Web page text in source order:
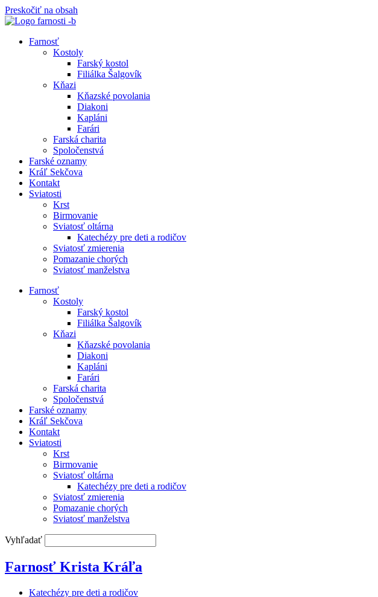
Preskočiť na obsah
Farnosť
Kostoly
Farský kostol
Filiálka Šalgovík
Kňazi
Kňazské povolania
Diakoni
Kapláni
Farári
Farská charita
Spoločenstvá
Farské oznamy
Kráľ Sekčova
Kontakt
Sviatosti
Krst
Birmovanie
Sviatosť oltárna
Katechézy pre deti a rodičov
Sviatosť zmierenia
Pomazanie chorých
Sviatosť manželstva
Farnosť
Kostoly
Farský kostol
Filiálka Šalgovík
Kňazi
Kňazské povolania
Diakoni
Kapláni
Farári
Farská charita
Spoločenstvá
Farské oznamy
Kráľ Sekčova
Kontakt
Sviatosti
Krst
Birmovanie
Sviatosť oltárna
Katechézy pre deti a rodičov
Sviatosť zmierenia
Pomazanie chorých
Sviatosť manželstva
Vyhľadať
Farnosť Krista Kráľa
Katechézy pre deti a rodičov